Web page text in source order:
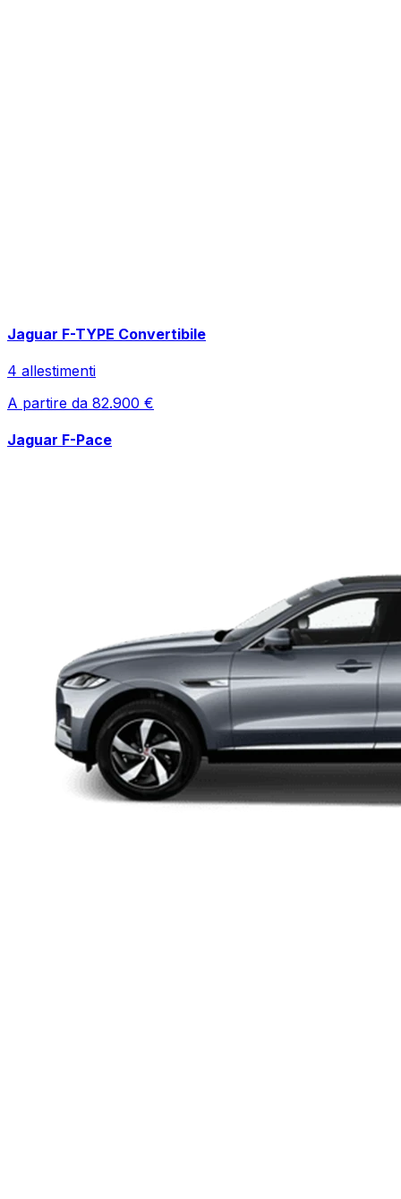
Jaguar F-TYPE Convertibile
4 allestimenti
A partire da 82.900 €
Jaguar F-Pace